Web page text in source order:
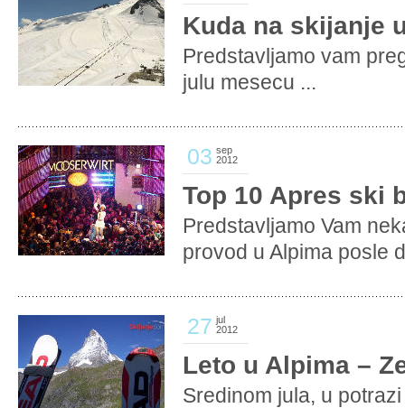
Kuda na skijanje
Predstavljamo vam
julu mesecu ...
03 sep
2012
Top 10 Apres ski
Predstavljamo Vam
provod u Alpima posle
27 jul
2012
Leto u Alpima –
Sredinom jula, u